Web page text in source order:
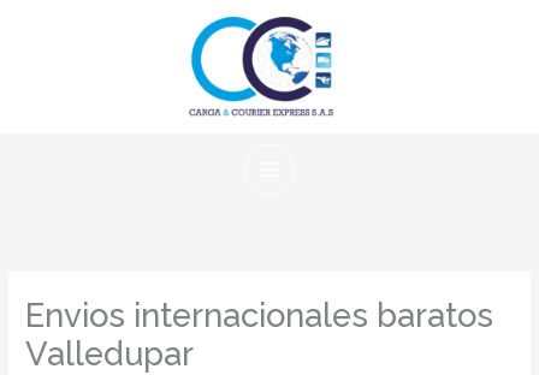
Envios internacionales baratos
Valledupar